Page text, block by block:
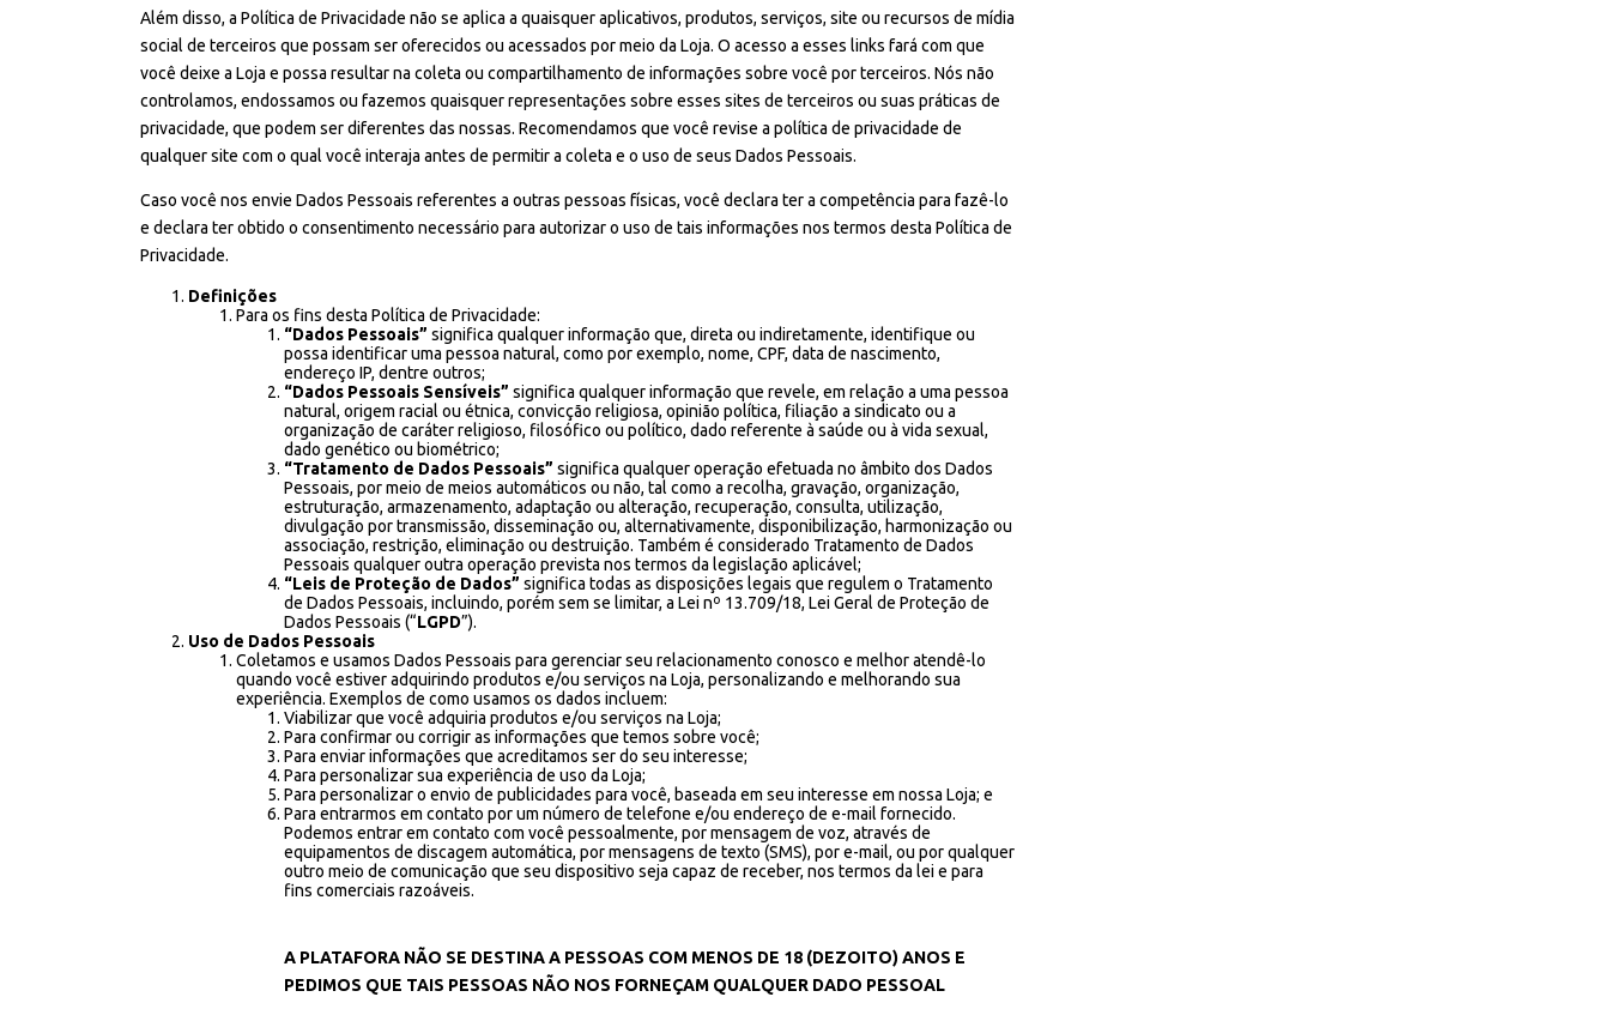
Além disso, a Política de Privacidade não se aplica a quaisquer aplicativos, produtos, serviços, site ou recursos de mídia
social de terceiros que possam ser oferecidos ou acessados por meio da Loja. O acesso a esses links fará com que
você deixe a Loja e possa resultar na coleta ou compartilhamento de informações sobre você por terceiros. Nós não
controlamos, endossamos ou fazemos quaisquer representações sobre esses sites de terceiros ou suas práticas de
privacidade, que podem ser diferentes das nossas. Recomendamos que você revise a política de privacidade de
qualquer site com o qual você interaja antes de permitir a coleta e o uso de seus Dados Pessoais.
Caso você nos envie Dados Pessoais referentes a outras pessoas físicas, você declara ter a competência para fazê-lo
e declara ter obtido o consentimento necessário para autorizar o uso de tais informações nos termos desta Política de
Privacidade.
Definições
Para os fins desta Política de Privacidade:
“Dados Pessoais” significa qualquer informação que, direta ou indiretamente, identifique ou
possa identificar uma pessoa natural, como por exemplo, nome, CPF, data de nascimento,
endereço IP, dentre outros;
“Dados Pessoais Sensíveis” significa qualquer informação que revele, em relação a uma pessoa
natural, origem racial ou étnica, convicção religiosa, opinião política, filiação a sindicato ou a
organização de caráter religioso, filosófico ou político, dado referente à saúde ou à vida sexual,
dado genético ou biométrico;
“Tratamento de Dados Pessoais” significa qualquer operação efetuada no âmbito dos Dados
Pessoais, por meio de meios automáticos ou não, tal como a recolha, gravação, organização,
estruturação, armazenamento, adaptação ou alteração, recuperação, consulta, utilização,
divulgação por transmissão, disseminação ou, alternativamente, disponibilização, harmonização ou
associação, restrição, eliminação ou destruição. Também é considerado Tratamento de Dados
Pessoais qualquer outra operação prevista nos termos da legislação aplicável;
“Leis de Proteção de Dados” significa todas as disposições legais que regulem o Tratamento
de Dados Pessoais, incluindo, porém sem se limitar, a Lei nº 13.709/18, Lei Geral de Proteção de
Dados Pessoais (“LGPD”).
Uso de Dados Pessoais
Coletamos e usamos Dados Pessoais para gerenciar seu relacionamento conosco e melhor atendê-lo
quando você estiver adquirindo produtos e/ou serviços na Loja, personalizando e melhorando sua
experiência. Exemplos de como usamos os dados incluem:
Viabilizar que você adquiria produtos e/ou serviços na Loja;
Para confirmar ou corrigir as informações que temos sobre você;
Para enviar informações que acreditamos ser do seu interesse;
Para personalizar sua experiência de uso da Loja;
Para personalizar o envio de publicidades para você, baseada em seu interesse em nossa Loja; e
Para entrarmos em contato por um número de telefone e/ou endereço de e-mail fornecido.
Podemos entrar em contato com você pessoalmente, por mensagem de voz, através de
equipamentos de discagem automática, por mensagens de texto (SMS), por e-mail, ou por qualquer
outro meio de comunicação que seu dispositivo seja capaz de receber, nos termos da lei e para
fins comerciais razoáveis.
A PLATAFORA NÃO SE DESTINA A PESSOAS COM MENOS DE 18 (DEZOITO) ANOS E
PEDIMOS QUE TAIS PESSOAS NÃO NOS FORNEÇAM QUALQUER DADO PESSOAL